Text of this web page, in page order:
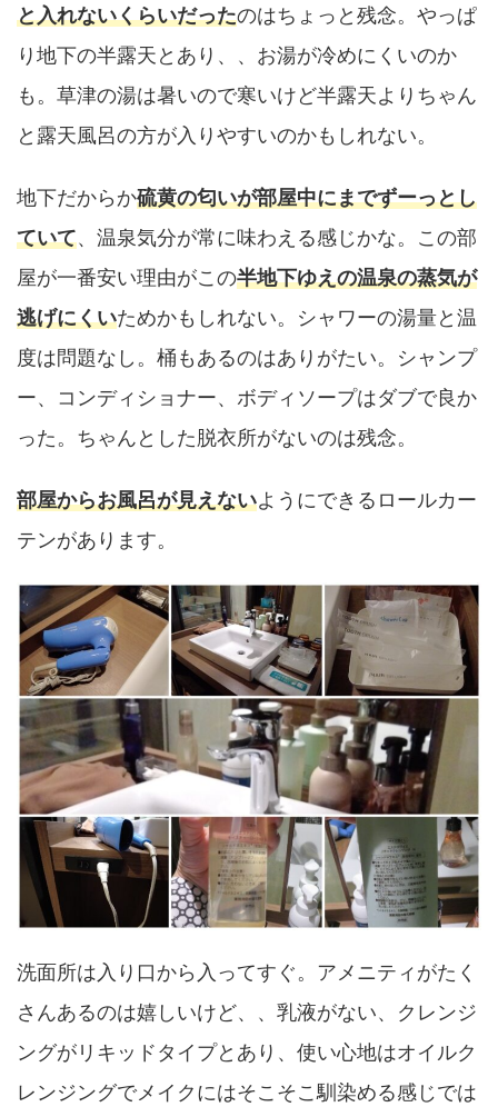
と入れないくらいだったのはちょっと残念。やっぱ
り地下の半露天とあり、、お湯が冷めにくいのか
も。草津の湯は暑いので寒いけど半露天よりちゃん
と露天風呂の方が入りやすいのかもしれない。
地下だからか硫黄の匂いが部屋中にまでずーっとし
ていて、温泉気分が常に味わえる感じかな。この部
屋が一番安い理由がこの半地下ゆえの温泉の蒸気が
逃げにくいためかもしれない。シャワーの湯量と温
度は問題なし。桶もあるのはありがたい。シャンプ
ー、コンディショナー、ボディソープはダブで良か
った。ちゃんとした脱衣所がないのは残念。
部屋からお風呂が見えないようにできるロールカー
テンがあります。
洗面所は入り口から入ってすぐ。アメニティがたく
さんあるのは嬉しいけど、、乳液がない、クレンジ
ングがリキッドタイプとあり、使い心地はオイルク
レンジングでメイクにはそこそこ馴染める感じでは